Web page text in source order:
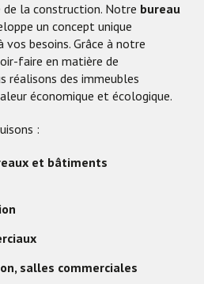
de la construction. Notre bureau
un concept unique
besoins. Grâce à notre
faire en matière de
réalisons des immeubles
économique et écologique.
:
et bâtiments
salles commerciales